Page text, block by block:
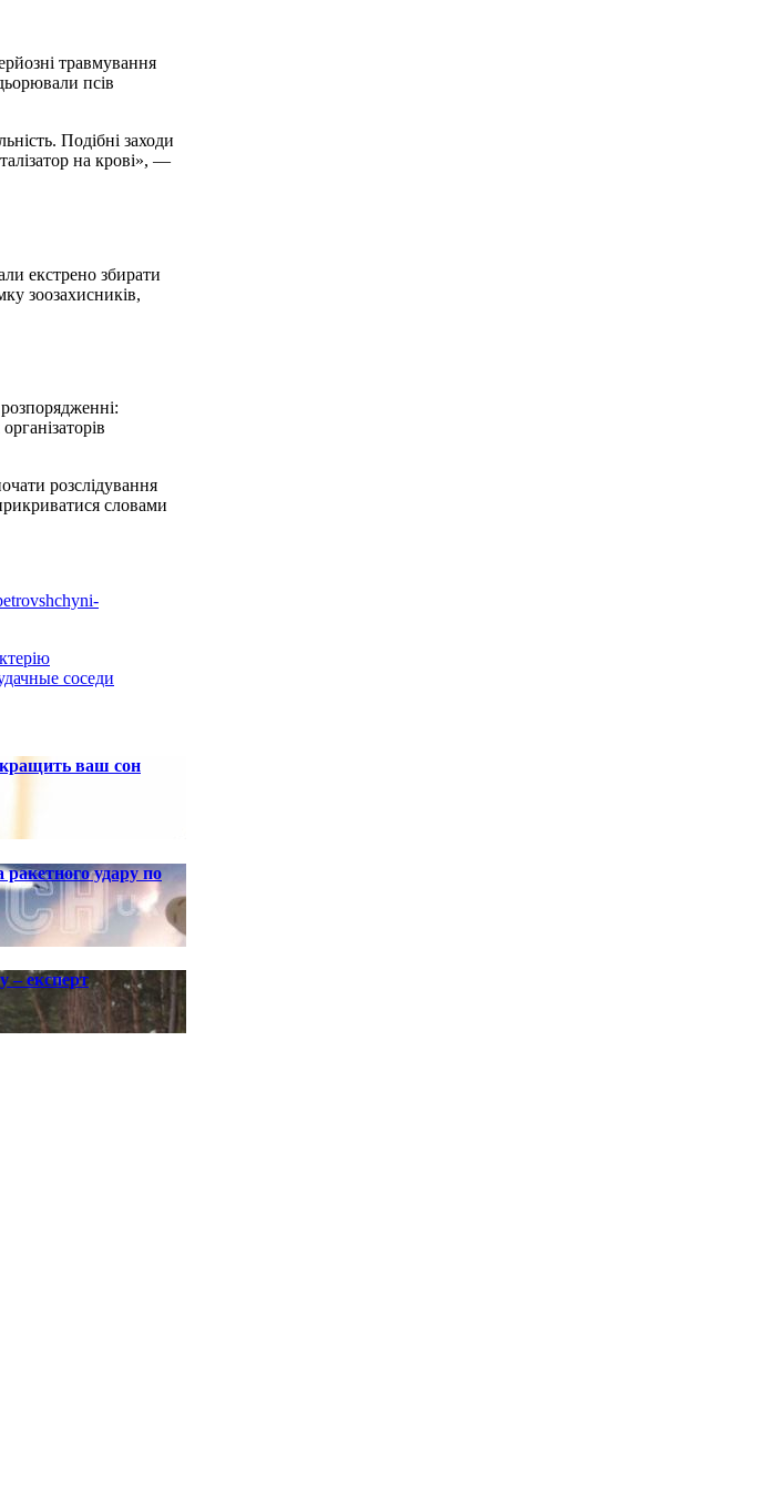
травмування
псів
Подібні заходи
на крові», —
екстрено збирати
зоозахисників,
розслідування
словами
соседи
ваш сон
ракетного удару по
– експерт